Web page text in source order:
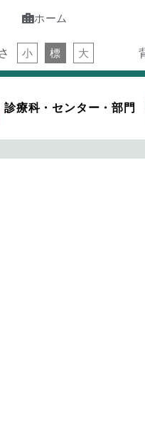
ホーム
小 標 大
診療科・センター・部門